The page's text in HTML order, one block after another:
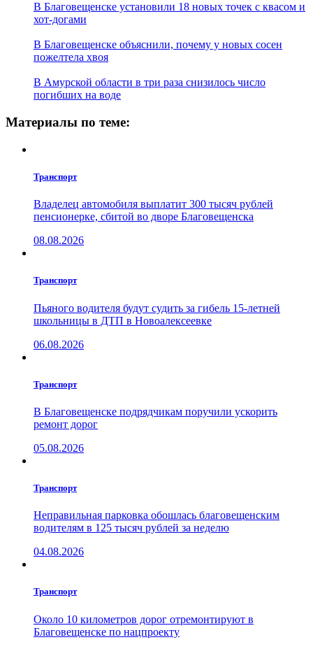
В Благовещенске установили 18 новых точек с квасом и
хот-догами
В Благовещенске объяснили, почему у новых сосен
пожелтела хвоя
В Амурской области в три раза снизилось число
погибших на воде
Материалы по теме:
Транспорт
Владелец автомобиля выплатит 300 тысяч рублей
пенсионерке, сбитой во дворе Благовещенска
08.08.2026
Транспорт
Пьяного водителя будут судить за гибель 15-летней
школьницы в ДТП в Новоалексеевке
06.08.2026
Транспорт
В Благовещенске подрядчикам поручили ускорить
ремонт дорог
05.08.2026
Транспорт
Неправильная парковка обошлась благовещенским
водителям в 125 тысяч рублей за неделю
04.08.2026
Транспорт
Около 10 километров дорог отремонтируют в
Благовещенске по нацпроекту